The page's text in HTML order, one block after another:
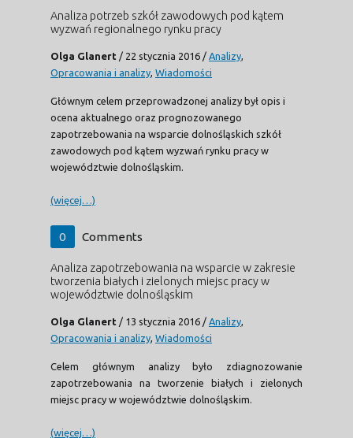
Analiza potrzeb szkół zawodowych pod kątem
wyzwań regionalnego rynku pracy
Olga Glanert / 22 stycznia 2016 / Analizy
Opracowania i analizy Wiadomości
Głównym celem przeprowadzonej analizy był opis i
ocena aktualnego oraz prognozowanego
zapotrzebowania na wsparcie dolnośląskich szkół
zawodowych pod kątem wyzwań rynku pracy w
województwie dolnośląskim.
(więcej…)
0 Comments
Analiza zapotrzebowania na wsparcie w zakresie
tworzenia białych i zielonych miejsc pracy w
województwie dolnośląskim
Olga Glanert / 13 stycznia 2016 / Analizy
Opracowania i analizy Wiadomości
Celem głównym analizy było zdiagnozowanie
zapotrzebowania na tworzenie białych i zielonych
miejsc pracy w województwie dolnośląskim.
(więcej…)